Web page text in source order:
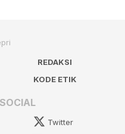
REDAKSI
KODE ETIK
Twitter